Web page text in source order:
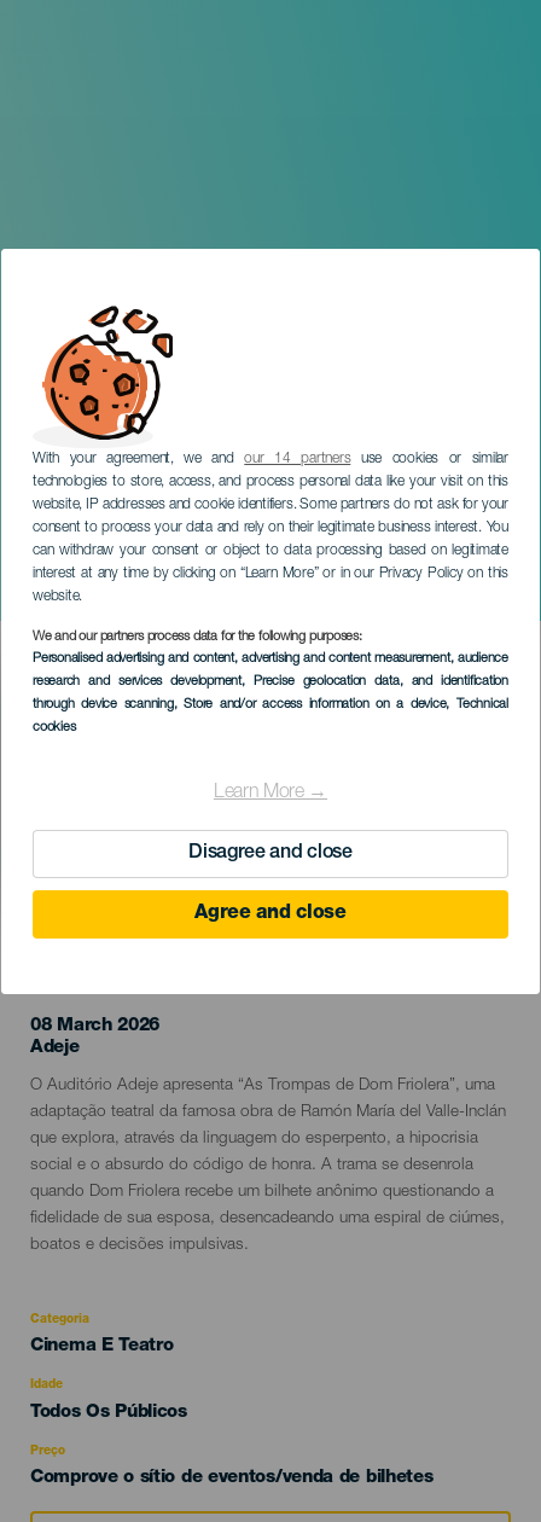
With your agreement, we andour 14 partnersuse cookies or similar
technologies to store, access, and process personal data like your visit on this
website, IP addresses and cookie identifiers. Some partners do not ask for your
consent to process your data and rely on their legitimate business interest. You
can withdraw your consent or object to data processing based on legitimate
interest at any time by clicking on “Learn More” or in our Privacy Policy on this
website.
We and our partners process data for the following purposes:
Personalised advertising and content, advertising and content measurement, audience
research and services development, Precise geolocation data, and identification
through device scanning, Store and/or access information on a device, Technical
cookies
Learn More →
Disagree and close
Agree and close
Os Chifres de Dom
Friolera
TENERIFE
Imagen
Listado
08 March 2026
Localidad
Adeje
Descripción
del
evento
O Auditório Adeje apresenta “As Trompas de Dom Friolera”, uma
adaptação teatral da famosa obra de Ramón María del Valle-Inclán
que explora, através da linguagem do esperpento, a hipocrisia
social e o absurdo do código de honra. A trama se desenrola
quando Dom Friolera recebe um bilhete anônimo questionando a
fidelidade de sua esposa, desencadeando uma espiral de ciúmes,
boatos e decisões impulsivas.
Categoria
Categoría
evento
Cinema E Teatro
Idade
Edad
Todos Os Públicos
Preço
Comprove o sítio de eventos/venda de bilhetes